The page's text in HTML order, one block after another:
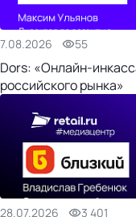
7.08.2026 55
Dors: «Онлайн-
российского рынка»
28.07.2026 3 401